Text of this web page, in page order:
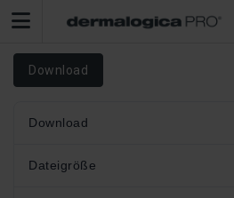
Download
Download
Dateigröße